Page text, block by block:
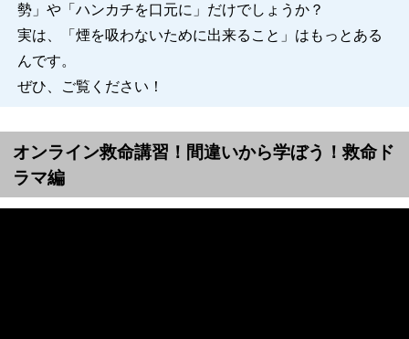
勢」や「ハンカチを口元に」だけでしょうか？
実は、「煙を吸わないために出来ること」はもっとある
んです。
ぜひ、ご覧ください！
オンライン救命講習！間違いから学ぼう！救命ド
ラマ編